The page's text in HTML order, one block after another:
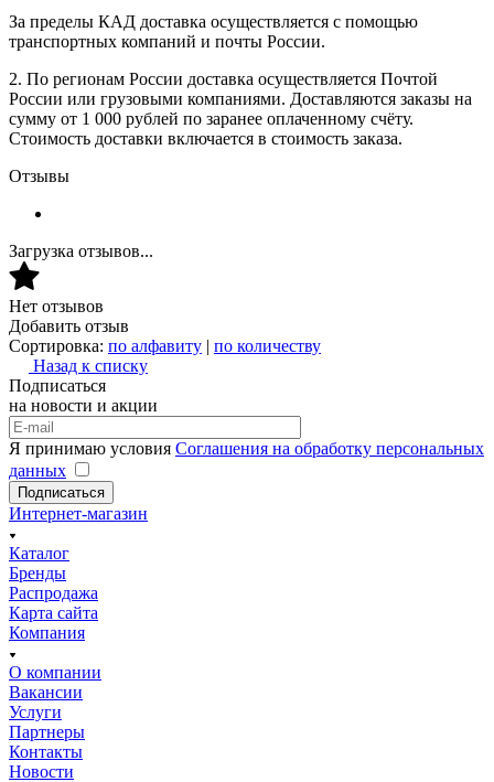
За пределы КАД доставка осуществляется с помощью
транспортных компаний и почты России.
2. По регионам России доставка осуществляется Почтой
России или грузовыми компаниями. Доставляются заказы на
сумму от 1 000 рублей по заранее оплаченному счёту.
Стоимость доставки включается в стоимость заказа.
Отзывы
Загрузка отзывов...
Нет отзывов
Добавить отзыв
Сортировка: по алфавиту | по количеству
Назад к списку
Подписаться
на новости и акции
Я принимаю условия Соглашения на обработку персональных
данных
Подписаться
Интернет-магазин
Каталог
Бренды
Распродажа
Карта сайта
Компания
О компании
Вакансии
Услуги
Партнеры
Контакты
Новости